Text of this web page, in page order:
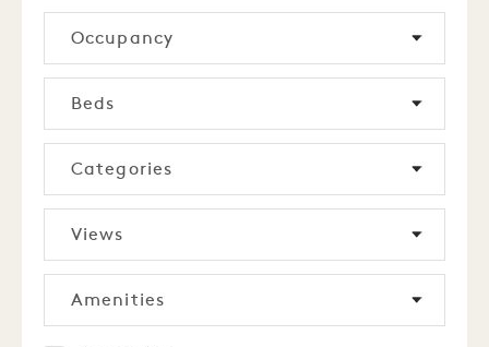
Occupancy
Beds
Categories
Views
Amenities